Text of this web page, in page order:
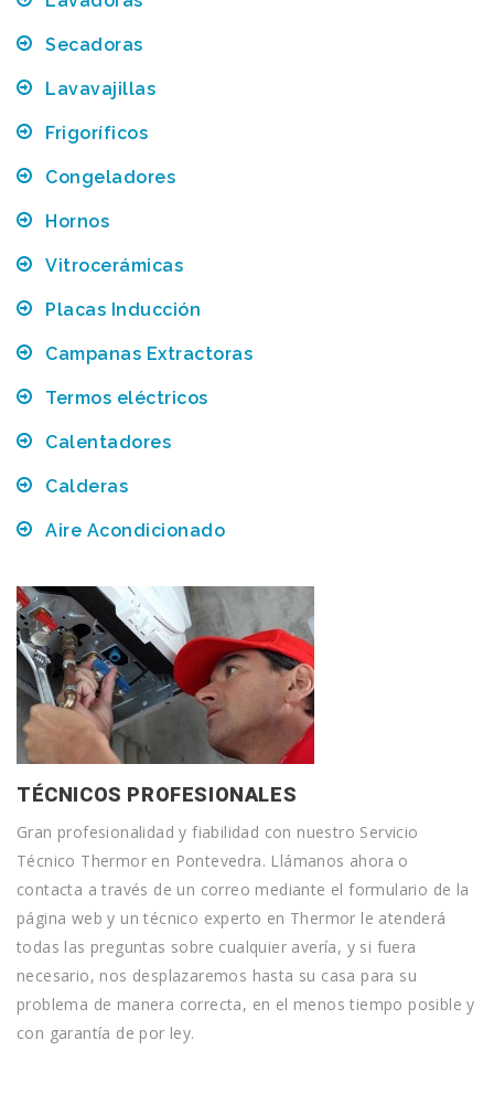
Secadoras
Lavavajillas
Frigoríficos
Congeladores
Hornos
Vitrocerámicas
Placas Inducción
Campanas Extractoras
Termos eléctricos
Calentadores
Calderas
Aire Acondicionado
TÉCNICOS PROFESIONALES
Gran profesionalidad y fiabilidad con nuestro Servicio
Técnico Thermor en Pontevedra. Llámanos ahora o
contacta a través de un correo mediante el formulario de la
página web y un técnico experto en Thermor le atenderá
todas las preguntas sobre cualquier avería, y si fuera
necesario, nos desplazaremos hasta su casa para su
problema de manera correcta, en el menos tiempo posible y
con garantía de por ley.